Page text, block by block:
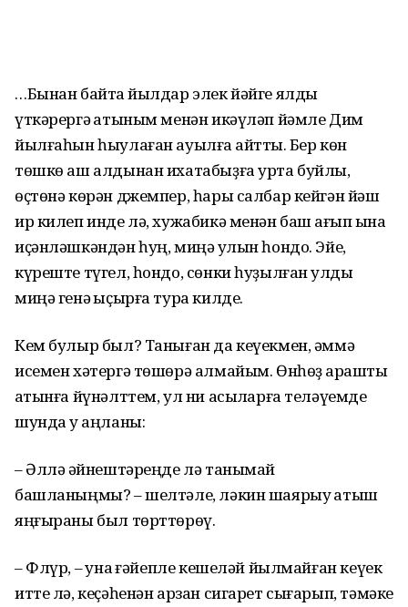
…Бынан байтаҡ йылдар элек йәйге ялды
үткәрергә ҡатыным менән икәүләп йәмле Дим
йылғаһын һыулаған ауылға ҡайттыҡ. Бер көн
төшкө аш алдынан ихатабыҙға урта буйлы,
өҫтөнә көрән джемпер, һары салбар кейгән йәш
ир килеп инде лә, хужабикә менән баш ҡағып ҡына
иҫәнләшкәндән һуң, миңә ҡулын һондо. Эйе,
күреште түгел, һондо, сөнки һуҙылған ҡулды
миңә генә ҡыҫырға тура килде.
Кем булыр был? Таныған да кеүек­мен, әммә
исемен хәтергә төшөрә алмайым. Өнһөҙ ҡарашты
ҡатынға йүнәлттем, ул ни асыҡларға теләүемде
шунда уҡ аңланы:
– Әллә ҡәйнештәреңде лә танымай
башланыңмы? – шелтәле, ләкин шаярыу ҡатыш
яңғыраны был төрттөрөү.
– Флүр, – ҡунаҡ ғәйепле кешеләй йылмайған кеүек
итте лә, кеҫәһенән арзан сигарет сығарып, тәмәке